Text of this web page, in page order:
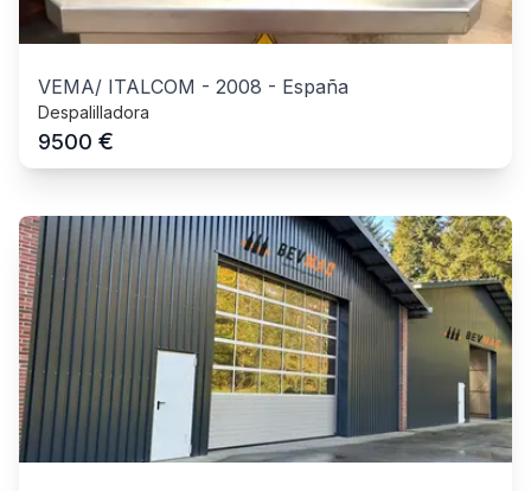
VEMA/ ITALCOM - 2008 - España
Despalilladora
9500 €